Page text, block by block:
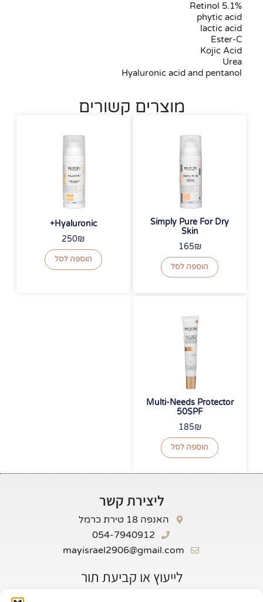
Retinol 5.1%
phytic acid
lactic acid
Ester-C
Kojic Acid
Urea
Hyaluronic acid and pentanol
מוצרים קשורים
Simply Pure For Dry
Skin
165₪
הוספה לסל
Hyaluronic+
250₪
הוספה לסל
Multi-Needs Protector
50SPF
185₪
הוספה לסל
ליצירת קשר
האנפה 18 טירת כרמל
054-7940912
mayisrael2906@gmail.com
לייעוץ או קביעת תור